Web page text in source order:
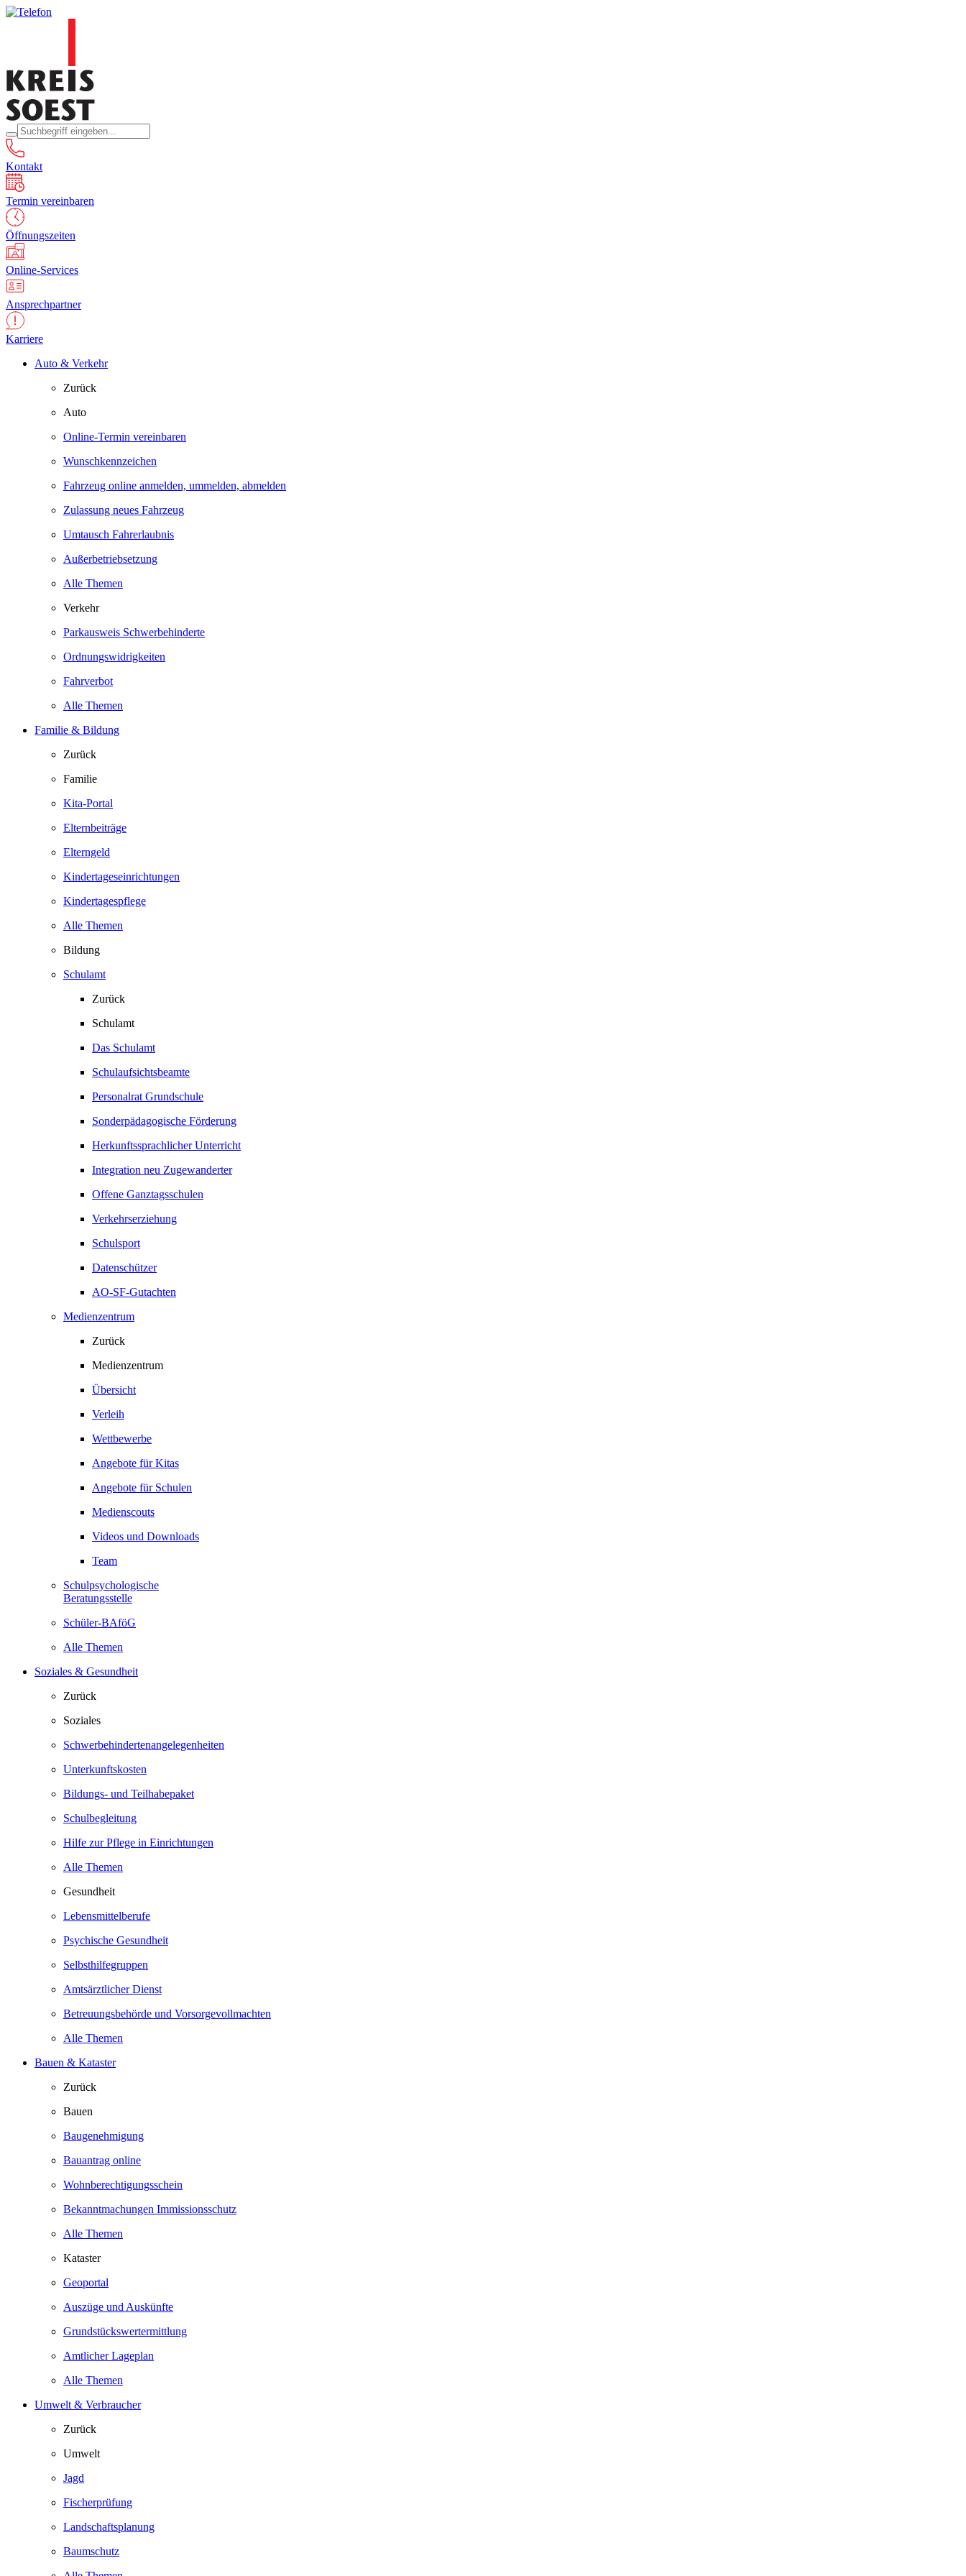
Kontakt
Termin vereinbaren
Öffnungszeiten
Online-Services
Ansprechpartner
Karriere
Auto & Verkehr
Zurück
Auto
Online-Termin vereinbaren
Wunschkennzeichen
Fahrzeug online anmelden, ummelden, abmelden
Zulassung neues Fahrzeug
Umtausch Fahrerlaubnis
Außerbetriebsetzung
Alle Themen
Verkehr
Parkausweis Schwerbehinderte
Ordnungswidrigkeiten
Fahrverbot
Alle Themen
Familie & Bildung
Zurück
Familie
Kita-Portal
Elternbeiträge
Elterngeld
Kindertageseinrichtungen
Kindertagespflege
Alle Themen
Bildung
Schulamt
Zurück
Schulamt
Das Schulamt
Schulaufsichtsbeamte
Personalrat Grundschule
Sonderpädagogische Förderung
Herkunftssprachlicher Unterricht
Integration neu Zugewanderter
Offene Ganztagsschulen
Verkehrserziehung
Schulsport
Datenschützer
AO-SF-Gutachten
Medienzentrum
Zurück
Medienzentrum
Übersicht
Verleih
Wettbewerbe
Angebote für Kitas
Angebote für Schulen
Medienscouts
Videos und Downloads
Team
Schulpsychologische
Beratungsstelle
Schüler-BAföG
Alle Themen
Soziales & Gesundheit
Zurück
Soziales
Schwerbehindertenangelegenheiten
Unterkunftskosten
Bildungs- und Teilhabepaket
Schulbegleitung
Hilfe zur Pflege in Einrichtungen
Alle Themen
Gesundheit
Lebensmittelberufe
Psychische Gesundheit
Selbsthilfegruppen
Amtsärztlicher Dienst
Betreuungsbehörde und Vorsorgevollmachten
Alle Themen
Bauen & Kataster
Zurück
Bauen
Baugenehmigung
Bauantrag online
Wohnberechtigungsschein
Bekanntmachungen Immissionsschutz
Alle Themen
Kataster
Geoportal
Auszüge und Auskünfte
Grundstückswertermittlung
Amtlicher Lageplan
Alle Themen
Umwelt & Verbraucher
Zurück
Umwelt
Jagd
Fischerprüfung
Landschaftsplanung
Baumschutz